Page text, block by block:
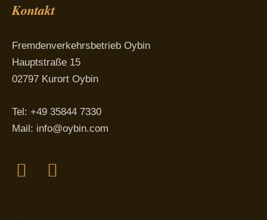
Kontakt
Fremdenverkehrsbetrieb Oybin
Hauptstraße 15
02797 Kurort Oybin
Tel: +49 35844 7330
Mail: info@oybin.com
Facebook